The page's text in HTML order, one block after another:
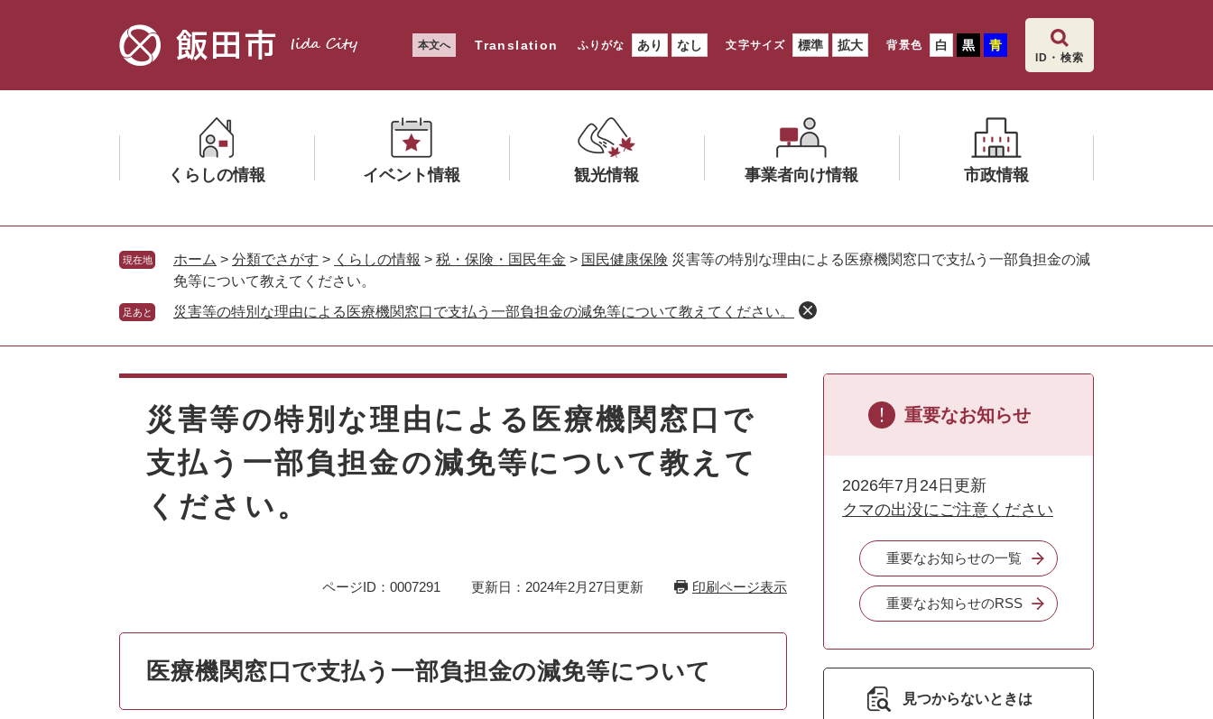
文
本文へ Translation ふりがな あり なし 文字サイズ 標準 拡大 背景色 白 黒 青
ID・検索
くらしの情報
ニ
ー
を
ひ
イベント情報
ニ
ュ
を
ひ
観光情報
ニ
ー
を
ひ
事業者向け情報
ニ
を
ひ
市政情報
ニ
ひ
現在地 ホーム > 分類でさがす > くらしの情報 > 税・保険・国民年金 > 国民健康保険 災害等の特別な理由による医療機関窓口で支払う一部負担金の減
免等について教えてください。
足あと 災害等の特別な理由による医療機関窓口で支払う一部負担金の減免等について教えてください。
災害等の特別な理由による医療機関窓口で
支払う一部負担金の減免等について教えて
ください。
ページID：0007291 更新日：2024年2月27日更新 印刷ページ表示
医療機関窓口で支払う一部負担金の減免等について
重要なお知らせ
2026年7月24日更新
クマの出没にご注意ください
重要なお知らせの一覧
重要なお知らせのRSS
見つからないときは